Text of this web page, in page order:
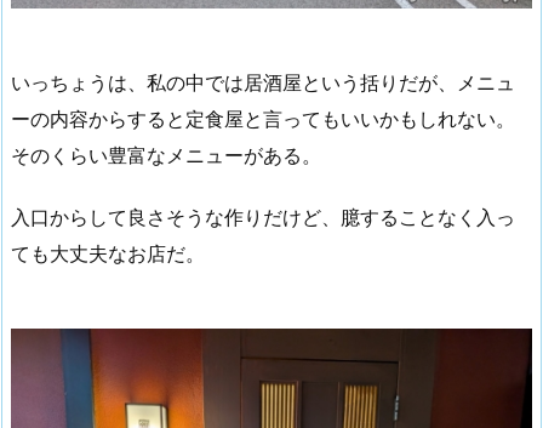
いっちょうは、私の中では居酒屋という括りだが、メニュ
ーの内容からすると定食屋と言ってもいいかもしれない。
そのくらい豊富なメニューがある。
入口からして良さそうな作りだけど、臆することなく入っ
ても大丈夫なお店だ。